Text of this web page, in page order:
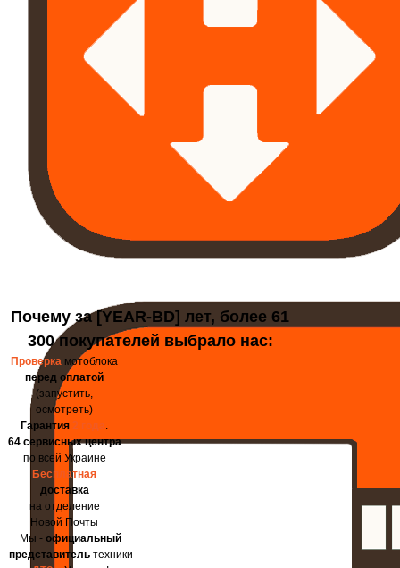
Почему за [YEAR-BD] лет, более 61
300 покупателей выбрало нас:
Проверка мотоблока
перед оплатой
(запустить,
осмотреть)
Гарантия 2 года.
64 сервисных центра
по всей Украине
Бесплатная
доставка
на отделение
Новой Почты
Мы - официальный
представительтехники